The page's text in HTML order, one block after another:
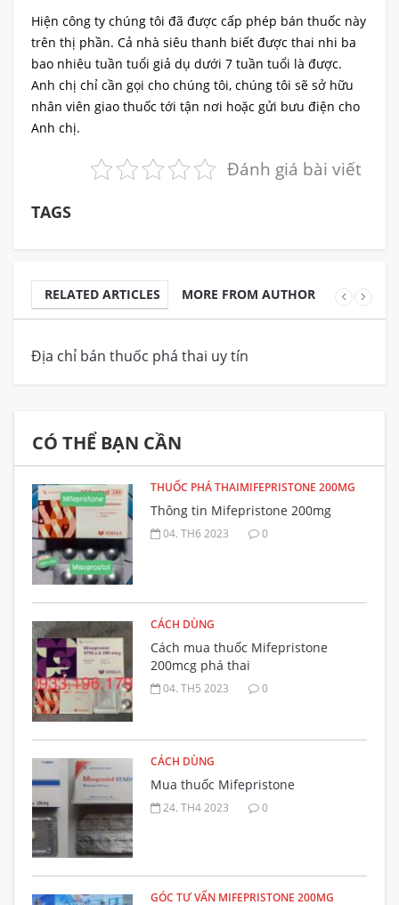
Hiện công ty chúng tôi đã được cấp phép bán thuốc này
trên thị phần. Cả nhà siêu thanh biết được thai nhi ba
bao nhiêu tuần tuổi giả dụ dưới 7 tuần tuổi là được.
Anh chị chỉ cần gọi cho chúng tôi, chúng tôi sẽ sở hữu
nhân viên giao thuốc tới tận nơi hoặc gửi bưu điện cho
Anh chị.
Đánh giá bài viết
TAGS
RELATED ARTICLES MORE FROM AUTHOR
Địa chỉ bán thuốc phá thai uy tín
CÓ THỂ BẠN CẦN
THUỐC PHÁ THAIMIFEPRISTONE 200MG
Thông tin Mifepristone 200mg
04. TH6 2023 0
CÁCH DÙNG
Cách mua thuốc Mifepristone
200mcg phá thai
04. TH5 2023 0
CÁCH DÙNG
Mua thuốc Mifepristone
24. TH4 2023 0
GÓC TƯ VẤN MIFEPRISTONE 200MG